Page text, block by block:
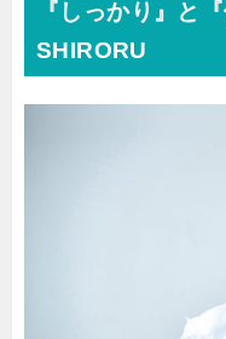
『しっかり』と
SHIRORU